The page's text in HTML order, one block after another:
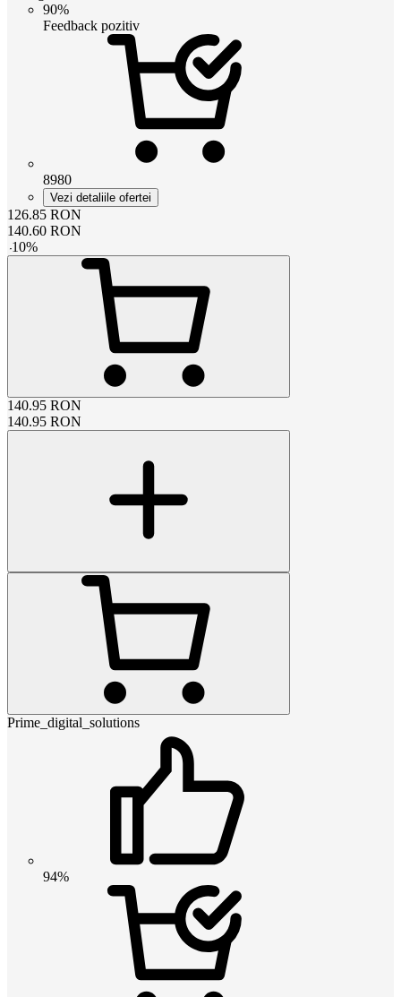
90%
Feedback pozitiv
8980
Vezi detaliile ofertei
126.85 RON
140.60 RON
-10%
140.95 RON
140.95 RON
Prime_digital_solutions
94%